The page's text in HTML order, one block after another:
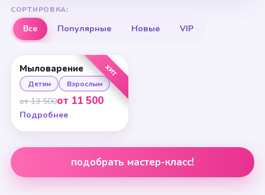
СОРТИРОВКА:
Все Популярные Новые VIP
ХИТ
Мыловарение
Детям Взрослым
от 13 500от 11 500
Подробнее
подобрать мастер-класс!